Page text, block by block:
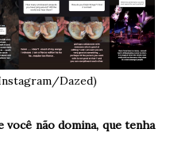
Dazed)
não domina, que tenha